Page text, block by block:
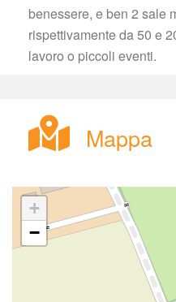
benessere, e ben 2 sale
rispettivamente da 50 e
lavoro o piccoli eventi.
Mappa
+
−